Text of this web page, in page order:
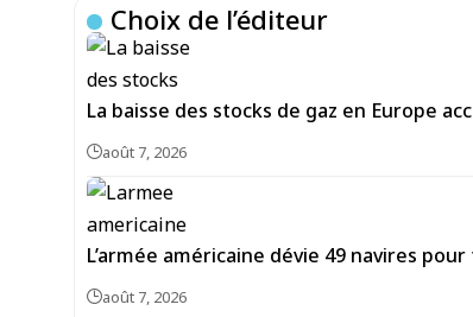
Choix de l’éditeur
La baisse des stocks de gaz en Europe
août 7, 2026
L’armée américaine dévie 49 navires
août 7, 2026